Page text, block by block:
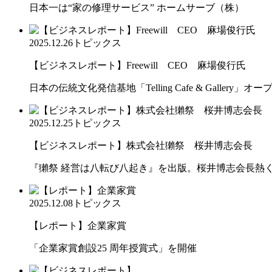
日本一は“家の修理サービス” ホームサーブ（株）
2025.12.26 トピックス
【ビジネスレポート】Freewill CEO 麻場俊行氏
日本の伝統文化発信基地「Telling Cafe & Gallery」オー
2025.12.25 トピックス
【ビジネスレポート】株式会社獺祭 桜井博志会長
『獺祭 経営は八転び八起き』を出版。桜井博志会長熱
2025.12.08 トピックス
【レポート】企業家賞
「企業家賞創設25 周年授賞式」を開催